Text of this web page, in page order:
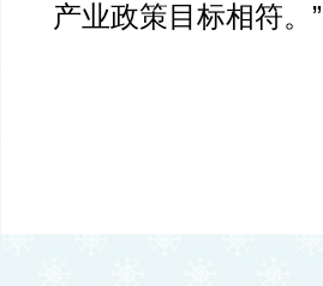
产业政策目标相符。”